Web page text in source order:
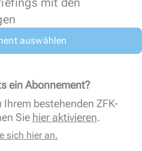
auswählen
ein Abonnement?
bestehenden ZFK-
Sie hier aktivieren.
sich hier an.